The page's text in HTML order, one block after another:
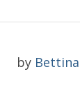
by Bettina